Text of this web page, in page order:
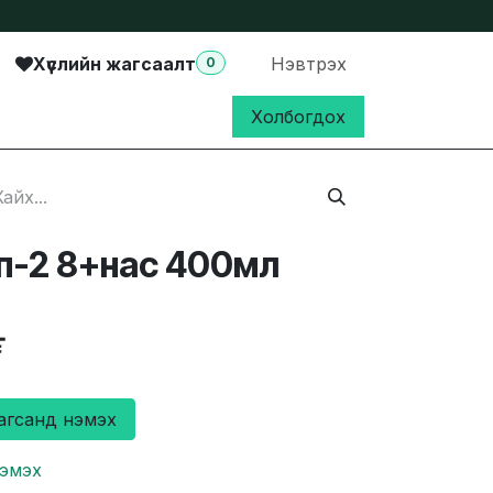
Хүслийн жагсаалт 0 Нэвтрэх
Холбогдох
2 8+нас 400мл
нэмэх